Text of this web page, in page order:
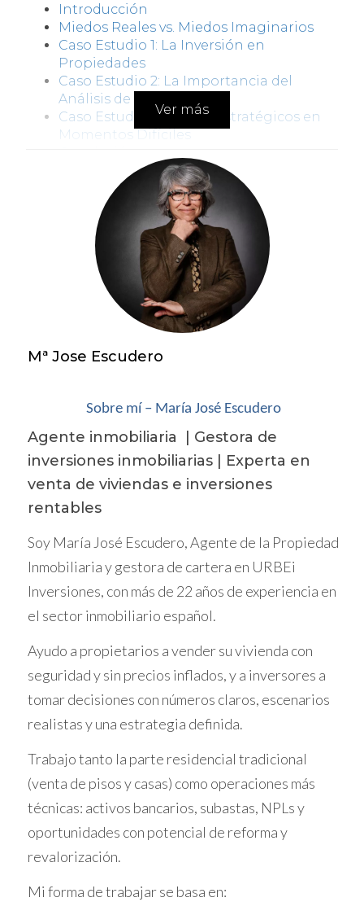
Introducción
Miedos Reales vs. Miedos Imaginarios
Caso Estudio 1: La Inversión en
Propiedades
Caso Estudio 2: La Importancia del
Análisis de Mercado
Caso Estudio 3: Ajustes Estratégicos en
Momentos Difíciles
Preguntas Frecuentes
INTRODUCCIÓN
Iniciar un viaje de inversión puede parecer
abrumador, especialmente cuando
consideras las posibles pérdidas. Sin
embargo, es fundamental entender que no
todas las inversiones son iguales y que cada
riesgo puede ser gestionado de manera
en la razón y el análisis cuidadoso. Antes de
realizar cualquier operación, evaluamos lo
que puede salir bien, lo que podría ir regular
y lo que podría salir mal. Con esta estrategia,
MIEDOS REALES VS.
MIEDOS IMAGINARIOS
dos categorías: reales e imaginarios. Los
miedos reales están basados en experiencias
pasadas o en datos concretos; por ejemplo, la
posibilidad de que el mercado inmobiliario
baje o que una propiedad no se venda como
se esperaba. Por otro lado, los miedos
imaginarios son aquellos que surgen de la
incertidumbre y la falta de información,
como el temor a perder todo tu capital sin
saber realmente cómo funciona el proceso
de inversión.
Ver más
Mª Jose Escudero
Sobre mí – María José Escudero
Agente inmobiliaria | Gestora de
inversiones inmobiliarias | Experta en
venta de viviendas e inversiones
rentables
Soy María José Escudero, Agente de la Propiedad
Inmobiliaria y gestora de cartera en URBEi
Inversiones, con más de 22 años de experiencia en
el sector inmobiliario español.
Ayudo a propietarios a vender su vivienda con
seguridad y sin precios inflados, y a inversores a
tomar decisiones con números claros, escenarios
realistas y una estrategia definida.
Trabajo tanto la parte residencial tradicional
(venta de pisos y casas) como operaciones más
técnicas: activos bancarios, subastas, NPLs y
oportunidades con potencial de reforma y
revalorización.
Mi forma de trabajar se basa en: